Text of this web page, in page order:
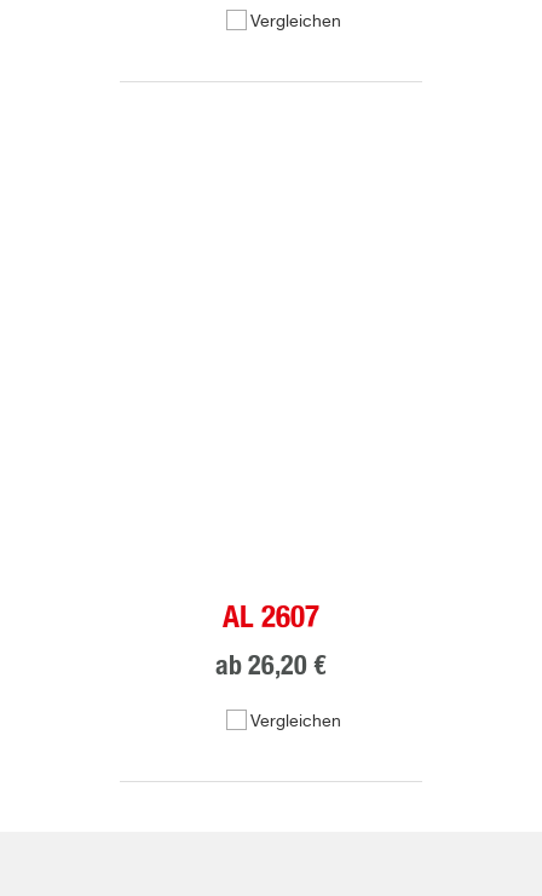
Vergleichen
AL 2607
ab 26,20 €
Vergleichen